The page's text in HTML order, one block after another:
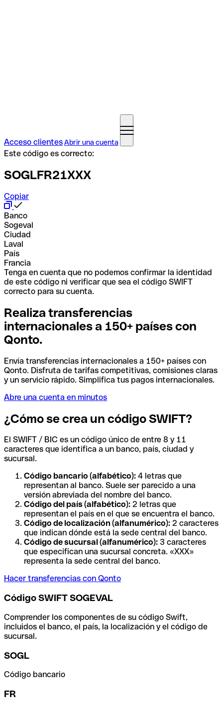
Acceso clientesAbrir una cuenta
Este código es correcto:
SOGLFR21XXX
Copiar
Banco
Sogeval
Ciudad
Laval
País
Francia
Tenga en cuenta que no podemos confirmar la identidad
de este código ni verificar que sea el código SWIFT
correcto para su cuenta.
Realiza transferencias
internacionales a 150+ países con
Qonto.
Envía transferencias internacionales a 150+ países con
Qonto. Disfruta de tarifas competitivas, comisiones claras
y un servicio rápido. Simplifica tus pagos internacionales.
Abre una cuenta en minutos
¿Cómo se crea un código SWIFT?
El SWIFT / BIC es un código único de entre 8 y 11
caracteres que identifica a un banco, país, ciudad y
sucursal.
Código bancario (alfabético): 4 letras que
representan al banco. Suele ser parecido a una
versión abreviada del nombre del banco.
Código del país (alfabético): 2 letras que
representan el país en el que se encuentra el banco.
Código de localización (alfanumérico): 2 caracteres
que indican dónde está la sede central del banco.
Código de sucursal (alfanumérico): 3 caracteres
que especifican una sucursal concreta. «XXX»
representa la sede central del banco.
Hacer transferencias con Qonto
Código SWIFT SOGEVAL
Comprender los componentes de su código Swift,
incluidos el banco, el país, la localización y el código de
sucursal.
SOGL
Código bancario
FR